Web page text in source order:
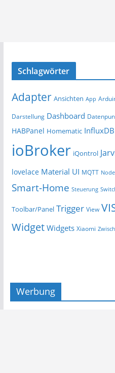
Schlagwörter
Adapter Ansichten App
Darstellung Dashboard
HABPanel Homematic InfluxDB
ioBroker iQontrol
lovelace Material UI MQTT
Smart-Home Steuerung
Toolbar/Panel Trigger View
Widget Widgets Xiaomi
Werbung